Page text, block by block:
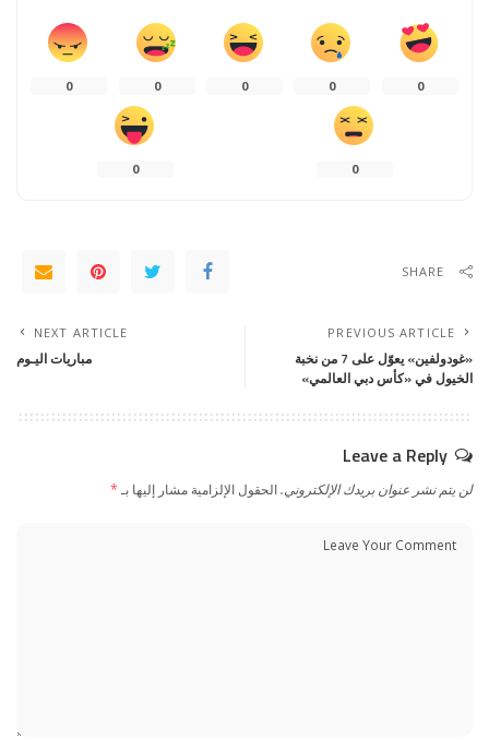
0
0
0
0
0
0
0
SHARE
PREVIOUS ARTICLE
«غودولفين» يعوّل على 7 من نخبة
الخيول في «كأس دبي العالمي»
NEXT ARTICLE
مباريات اليـوم
Leave a Reply
لن يتم نشر عنوان بريدك الإلكتروني.الحقول الإلزامية مشار إليها بـ*